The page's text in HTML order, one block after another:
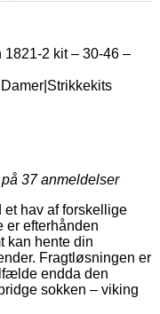
2 kit – 30-46 –
37anmeldelser
et hav af forskellige
er efterhånden
kan hente din
Fragtløsningen er
endda den
sokken – viking